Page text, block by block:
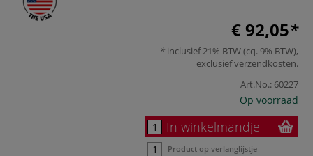
€ 92,05
inclusief 21% BTW (cq. 9% BTW),
exclusiefverzendkosten.
Art.No.: 60227
Op voorraad
In winkelmandje
Product op verlanglijstje